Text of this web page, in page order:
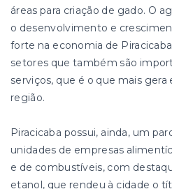
áreas para criação de gado. O
o desenvolvimento e
forte na economia de
setores que também são
serviços, que é o que mais
região.
Piracicaba possui, ainda, um
unidades de empresas
e de combustíveis, com
etanol, que rendeu à cidade o